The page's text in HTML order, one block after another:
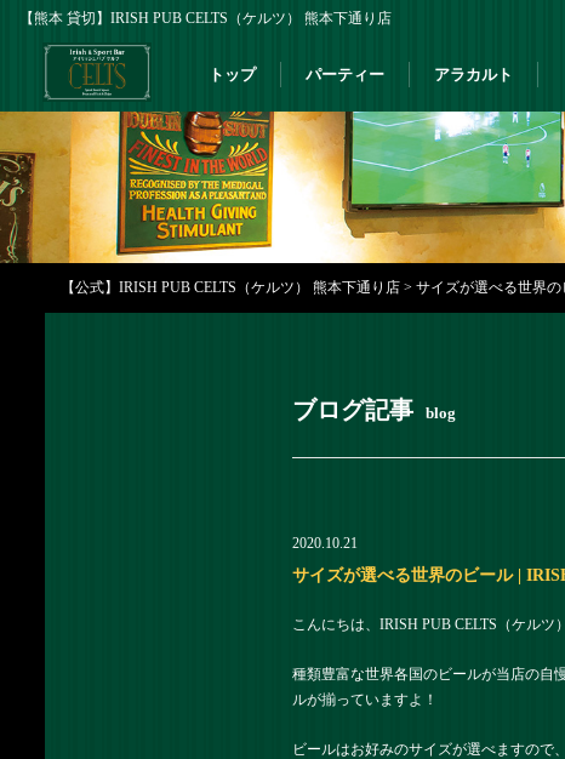
【熊本 貸切】IRISH PUB CELTS（ケルツ） 熊本下通り店
トップ パーティー アラカルト
【公式】IRISH PUB CELTS（ケルツ） 熊本下通り店 > サイズが選べる世界の
ブログ記事 blog
2020.10.21
サイズが選べる世界のビール |
こんにちは、IRISH PUB CELTS（ケルツ
種類豊富な世界各国のビールが当店の自
ルが揃っていますよ！
ビールはお好みのサイズが選べますので